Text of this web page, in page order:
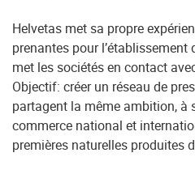
Helvetas met sa propre
prenantes pour l’établissement
met les sociétés en contact
Objectif: créer un réseau de
partagent la même ambition, à
commerce national et
premières naturelles produites